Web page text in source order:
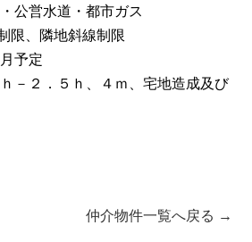
営水道・都市ガス
限、隣地斜線制限
予定
－２．５ｈ、４ｍ、宅地造成及び
仲介物件一覧へ戻る →